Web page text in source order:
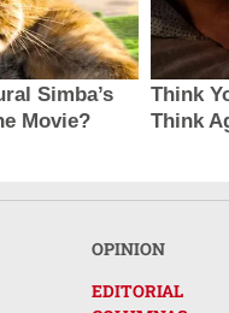
Simba’s
Movie?
Think
Think
OPINION
EDITORIAL